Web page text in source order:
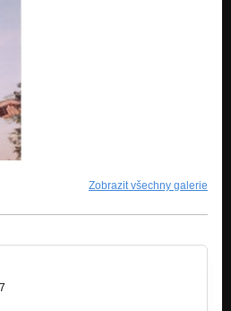
Zobrazit všechny galerie